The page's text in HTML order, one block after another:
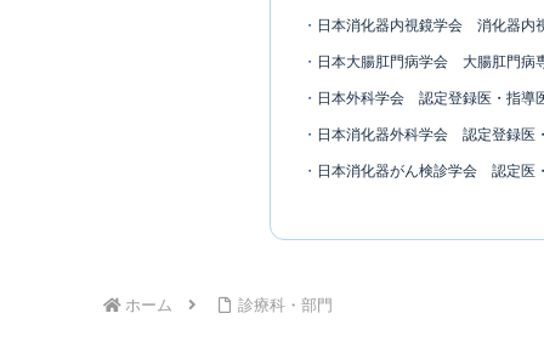
日本消化器内視鏡学会 消化器内
日本大腸肛門病学会 大腸肛門病
日本外科学会 認定登録医・指導
日本消化器外科学会 認定登録医
日本消化器がん検診学会 認定医
ホーム 診療科・部門